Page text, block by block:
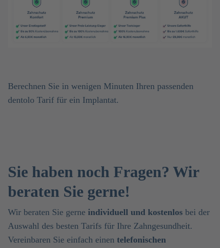
Berechnen Sie in wenigen Minuten Ihren passenden
dentolo Tarif für ein Implantat.
Sie haben noch Fragen? Wir
beraten Sie gerne!
Wir beraten Sie gerne individuell und kostenlos bei der
Auswahl des besten Tarifs für Ihre Zahngesundheit.
Vereinbaren Sie einfach einen telefonischen